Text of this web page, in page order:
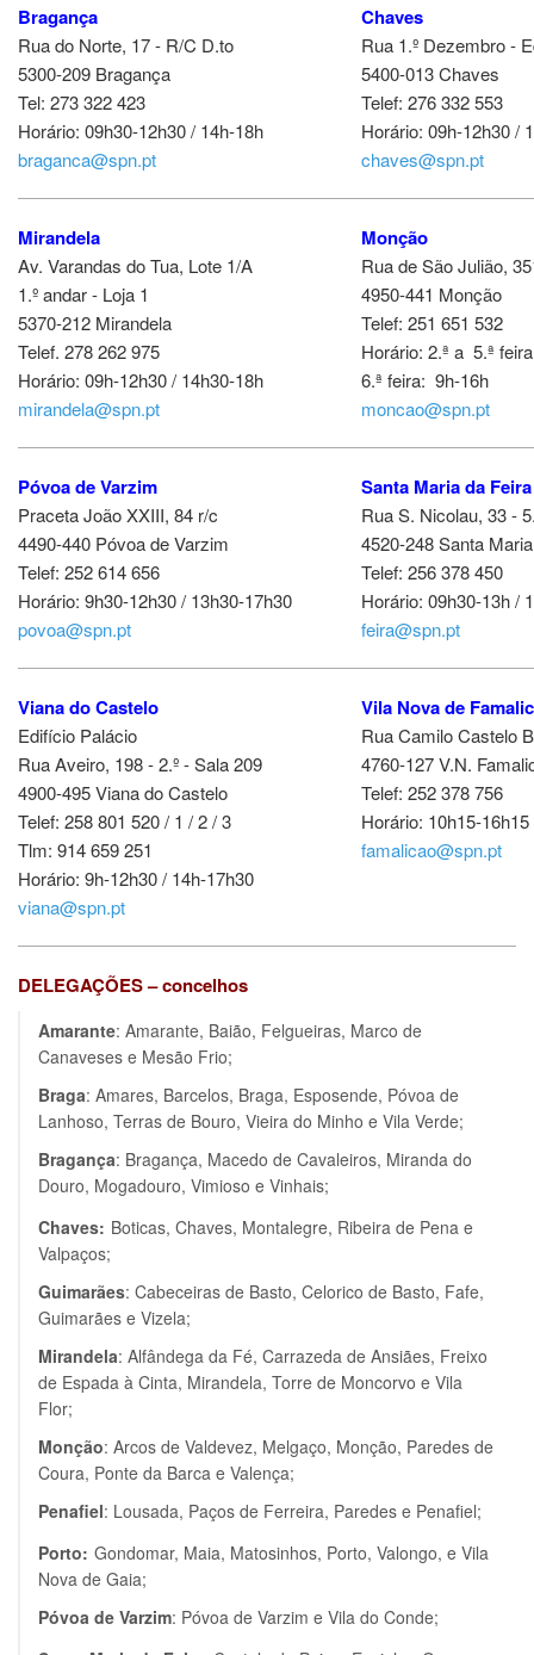
Bragança Chaves
Rua do Norte, 17 - R/C D.to
Rua 1.º Dezembro -
5300-209 Bragança
5400-013 Chaves
Tel: 273 322 423
Telef: 276 332 553
Horário: 09h30-12h30 / 14h-18h
Horário: 09h-12h30 /
braganca@spn.pt
chaves@spn.pt
Mirandela Monção
Av. Varandas do Tua, Lote 1/A
Rua de São Julião,
1.º andar - Loja 1
4950-441 Monção
5370-212 Mirandela
Telef: 251 651 532
Telef. 278 262 975
Horário: 2.ª a 5.ª
Horário: 09h-12h30 / 14h30-18h
6.ª feira: 9h-16h
mirandela@spn.pt
moncao@spn.pt
Póvoa de Varzim Santa Maria da Feira
Praceta João XXIII, 84 r/c
Rua S. Nicolau, 33 -
4490-440 Póvoa de Varzim
4520-248 Santa
Telef: 252 614 656
Telef: 256 378 450
Horário: 9h30-12h30 / 13h30-17h30
Horário: 09h30-13h /
povoa@spn.pt
feira@spn.pt
Viana do Castelo Vila Nova de
Edifício Palácio
Rua Camilo Castelo
Rua Aveiro, 198 - 2.º - Sala 209
4760-127 V.N.
4900-495 Viana do Castelo
Telef: 252 378 756
Telef: 258 801 520 / 1 / 2 / 3
Horário: 10h15-16h15
Tlm: 914 659 251
famalicao@spn.pt
Horário: 9h-12h30 / 14h-17h30
viana@spn.pt
DELEGAÇÕES – concelhos
Amarante: Amarante, Baião, Felgueiras, Marco de
Canaveses e Mesão Frio;
Braga: Amares, Barcelos, Braga, Esposende, Póvoa de
Lanhoso, Terras de Bouro, Vieira do Minho e Vila Verde;
Bragança: Bragança, Macedo de Cavaleiros, Miranda do
Douro, Mogadouro, Vimioso e Vinhais;
Chaves: Boticas, Chaves, Montalegre, Ribeira de Pena e
Valpaços;
Guimarães: Cabeceiras de Basto, Celorico de Basto, Fafe,
Guimarães e Vizela;
Mirandela: Alfândega da Fé, Carrazeda de Ansiães, Freixo
de Espada à Cinta, Mirandela, Torre de Moncorvo e Vila
Flor;
Monção: Arcos de Valdevez, Melgaço, Monção, Paredes de
Coura, Ponte da Barca e Valença;
Penafiel: Lousada, Paços de Ferreira, Paredes e Penafiel;
Porto: Gondomar, Maia, Matosinhos, Porto, Valongo, e Vila
Nova de Gaia;
Póvoa de Varzim: Póvoa de Varzim e Vila do Conde;